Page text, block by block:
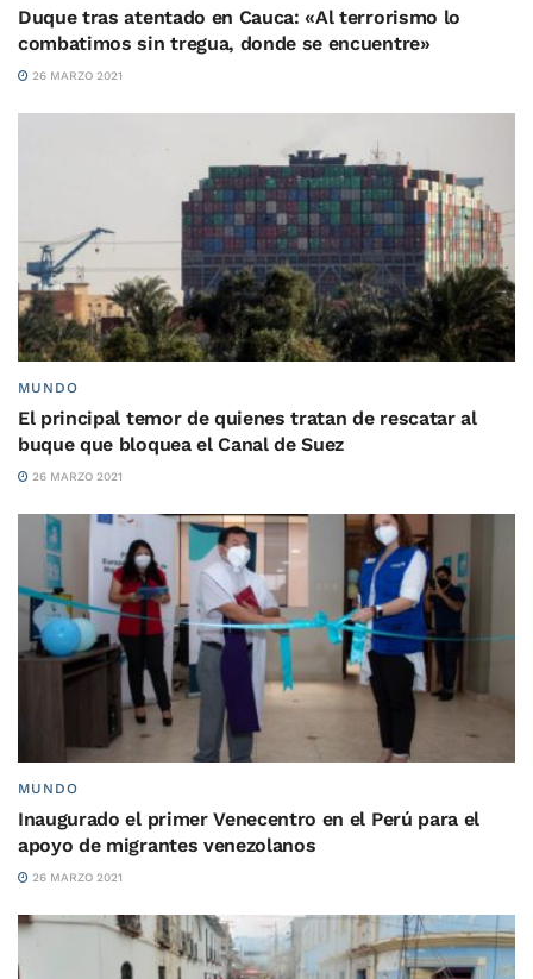
Duque tras atentado en Cauca: «Al terrorismo lo
combatimos sin tregua, donde se encuentre»
26 MARZO 2021
MUNDO
El principal temor de quienes tratan de rescatar al
buque que bloquea el Canal de Suez
26 MARZO 2021
MUNDO
Inaugurado el primer Venecentro en el Perú para el
apoyo de migrantes venezolanos
26 MARZO 2021